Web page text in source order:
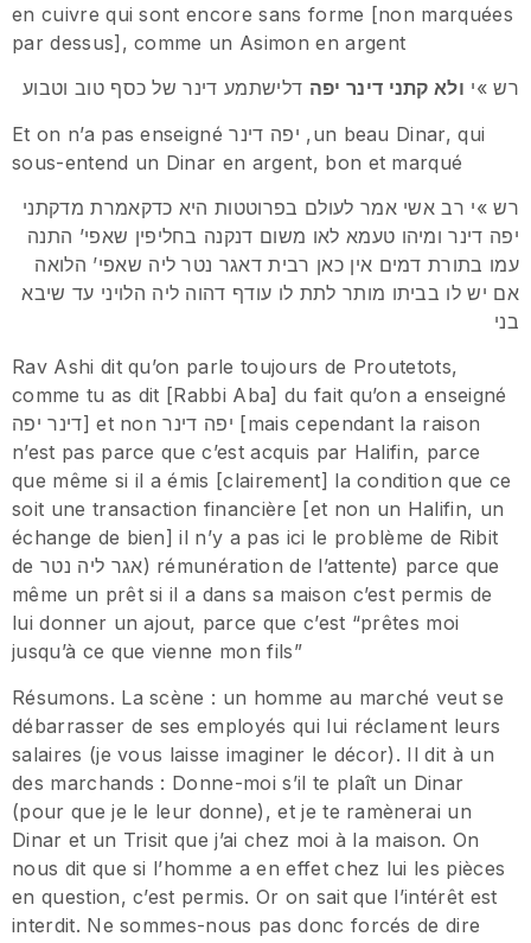
en cuivre qui sont encore sans forme [non marquées
par dessus], comme un Asimon en argent
רש »י ולא קתני דינר יפה דלישתמע דינר של כסף טוב וטבוע
Et on n’a pas enseigné יפה דינר ,un beau Dinar, qui
sous-entend un Dinar en argent, bon et marqué
רש »י רב אשי אמר לעולם בפרוטטות היא כדקאמרת מדקתני
יפה דינר ומיהו טעמא לאו משום דנקנה בחליפין שאפי’ התנה
עמו בתורת דמים אין כאן רבית דאגר נטר ליה שאפי’ הלואה
אם יש לו בביתו מותר לתת לו עודף דהוה ליה הלויני עד שיבא
בני
Rav Ashi dit qu’on parle toujours de Proutetots,
comme tu as dit [Rabbi Aba] du fait qu’on a enseigné
דינר יפה] et non יפה דינר [mais cependant la raison
n’est pas parce que c’est acquis par Halifin, parce
que même si il a émis [clairement] la condition que ce
soit une transaction financière [et non un Halifin, un
échange de bien] il n’y a pas ici le problème de Ribit
de אגר ליה נטר) rémunération de l’attente) parce que
même un prêt si il a dans sa maison c’est permis de
lui donner un ajout, parce que c’est “prêtes moi
jusqu’à ce que vienne mon fils”
Résumons. La scène : un homme au marché veut se
débarrasser de ses employés qui lui réclament leurs
salaires (je vous laisse imaginer le décor). Il dit à un
des marchands : Donne-moi s’il te plaît un Dinar
(pour que je le leur donne), et je te ramènerai un
Dinar et un Trisit que j’ai chez moi à la maison. On
nous dit que si l’homme a en effet chez lui les pièces
en question, c’est permis. Or on sait que l’intérêt est
interdit. Ne sommes-nous pas donc forcés de dire